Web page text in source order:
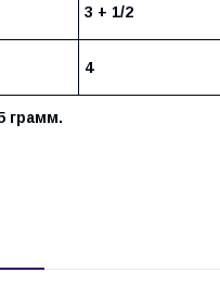
3 + 1/2
4
грамм.